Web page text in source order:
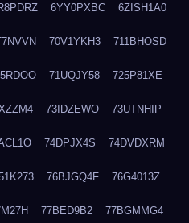
6YY0PXBC 6ZISH1A0
70V1YKH3 711BHOSD
71UQJY58 725P81XE
73IDZEWO 73UTNHIP
74DPJX4S 74DVDXRM
76BJGQ4F 76G4013Z
77BED9B2 77BGMMG4